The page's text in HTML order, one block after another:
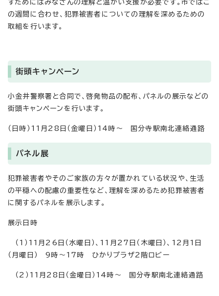
すためにはみなさんの理解と温かい支援が必要です。市ではこ
の週間に合わせ、犯罪被害者についての理解を深めるための
取組を行います。
街頭キャンペーン
小金井警察署と合同で、啓発物品の配布、パネルの展示などの
街頭キャンペーンを行います。
（日時）11月28日（金曜日）14時～ 国分寺駅南北連絡通路
パネル展
犯罪被害者やそのご家族の方々が置かれている状況や、生活
の平穏への配慮の重要性など、理解を深めるため犯罪被害者
に関するパネルを展示します。
展示日時
（1）11月26日（水曜日）、11月27日（木曜日）、12月1日
（月曜日） 9時～17時 ひかりプラザ2階ロビー
（2）11月28日（金曜日）14時～ 国分寺駅南北連絡通路